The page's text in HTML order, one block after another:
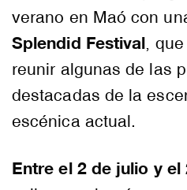
verano en Maó con
Splendid Festival,
reunir algunas de las
destacadas de la
escénica actual.
Entre el 2 de julio y el